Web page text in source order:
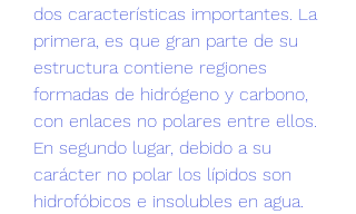
dos características importantes. La
primera, es que gran parte de su
estructura contiene regiones
formadas de hidrógeno y carbono,
con enlaces no polares entre ellos.
En segundo lugar, debido a su
carácter no polar los lípidos son
hidrofóbicos e insolubles en agua.